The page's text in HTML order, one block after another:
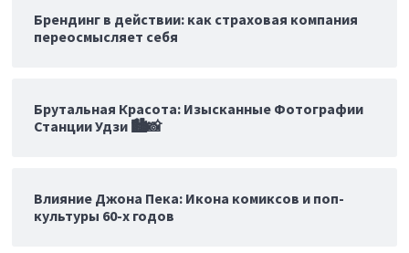
Брендинг в действии: как страховая компания
переосмысляет себя
Брутальная Красота: Изысканные Фотографии
Станции Удзи 🏙️📸
Влияние Джона Пека: Икона комиксов и поп-
культуры 60-х годов